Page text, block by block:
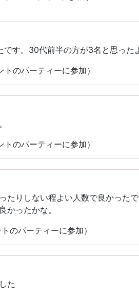
す。30代前半の方が3名と思った
のパーティーに参加）
のパーティーに参加）
たりしない程よい人数で良かった
かったかな。
のパーティーに参加）
た